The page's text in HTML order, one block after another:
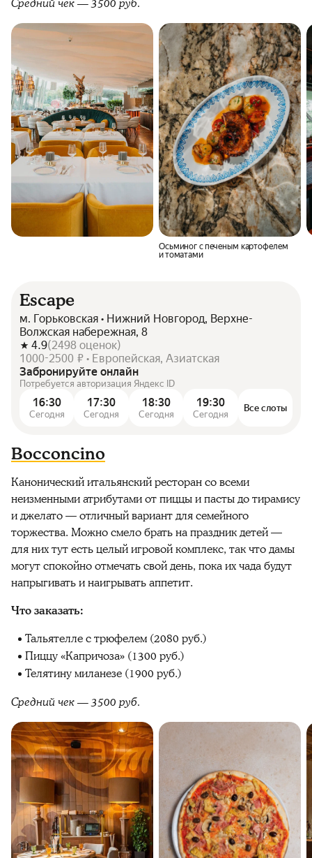
Средний чек — 3500 руб.
Осьминог с печеным картофелем
и томатами
Escape
м. Горьковская • Нижний Новгород, Верхне-
Волжская набережная, 8
4.9(2498 оценок)
1000-2500 ₽ • Европейская, Азиатская
Забронируйте онлайн
Потребуется авторизация Яндекс ID
16:30
Сегодня
17:30
Сегодня
18:30
Сегодня
19:30
Сегодня
Все слоты
Bocconcino
Канонический итальянский ресторан со всеми
неизменными атрибутами от пиццы и пасты до тирамису
и джелато — отличный вариант для семейного
торжества. Можно смело брать на праздник детей —
для них тут есть целый игровой комплекс, так что дамы
могут спокойно отмечать свой день, пока их чада будут
напрыгивать и наигрывать аппетит.
Что заказать:
Тальятелле с трюфелем (2080 руб.)
Пиццу «Капричоза» (1300 руб.)
Телятину миланезе (1900 руб.)
Средний чек — 3500 руб.